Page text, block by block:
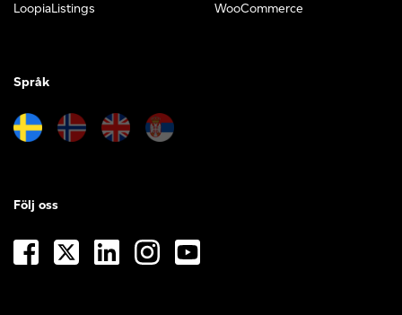
LoopiaListings
WooCommerce
Språk
Följ oss